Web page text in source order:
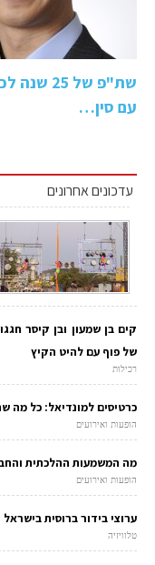
שת"פ של
עם סין…
עדכונים אחרונים
של פוף עם להיט הקיץ
רכילות
כרטיסים למונדיאל: כל מה
הופעות ואירועים
מה המשמעות ההלכתית
הופעות ואירועים
ערוצי בידור ברוסית בישראל
טלוויזיה